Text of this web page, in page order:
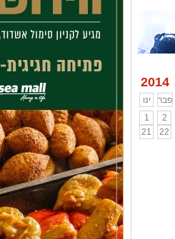
2014
ינו
פבר
1
2
21
22